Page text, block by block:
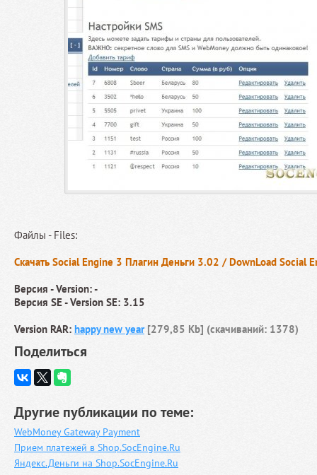
Файлы - Files:
Скачать Social Engine 3 Плагин Деньги 3.02 / DownLoad Social
Версия - Version: -
Версия SE - Version SE: 3.15
Version RAR: happy new year[279,85 Kb] (cкачиваний: 1378)
Поделиться
Другие публикации по теме:
WebMoney Gateway Payment
Прием платежей в Shop.SocEngine.Ru
Яндекс.Деньги на Shop.SocEngine.Ru